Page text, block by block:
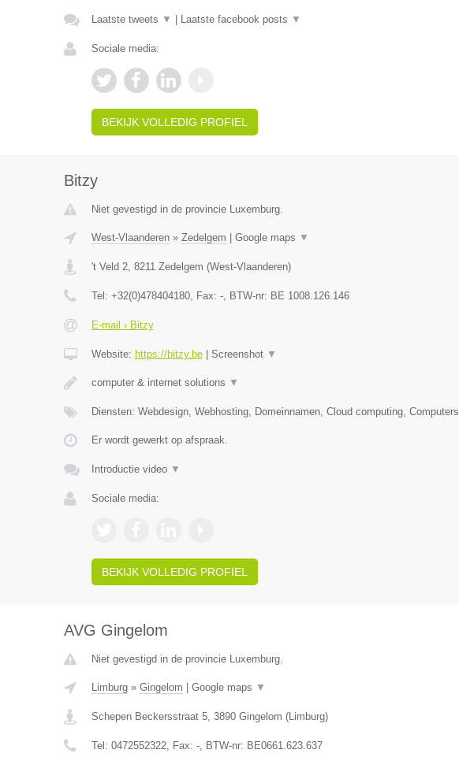
Laatste tweets ▼ Laatste facebook posts ▼
Sociale media:
BEKIJK VOLLEDIG PROFIEL
Bitzy
Niet gevestigd in de provincie Luxemburg.
West-Vlaanderen» Zedelgem Google maps ▼
't Veld 2, 8211 Zedelgem (West-Vlaanderen)
Tel: +32(0)478404180, Fax: -, BTW-nr: BE 1008.126.146
E-mail › Bitzy
Website: https://bitzy.be| Screenshot ▼
computer & internet solutions ▼
Diensten: Webdesign, Webhosting, Domeinnamen, Cloud computing, Computers
Er wordt gewerkt op afspraak.
Introductie video ▼
Sociale media:
BEKIJK VOLLEDIG PROFIEL
AVG Gingelom
Niet gevestigd in de provincie Luxemburg.
Limburg» Gingelom Google maps ▼
Schepen Beckersstraat 5, 3890 Gingelom (Limburg)
Tel: 0472552322, Fax: -, BTW-nr: BE0661.623.637